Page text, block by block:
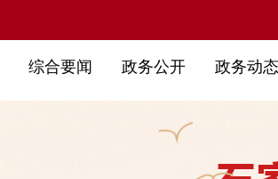
综合要闻 政务公开 政务动态